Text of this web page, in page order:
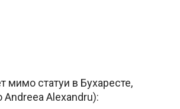
мимо статуи в Бухаресте,
Alexandru):